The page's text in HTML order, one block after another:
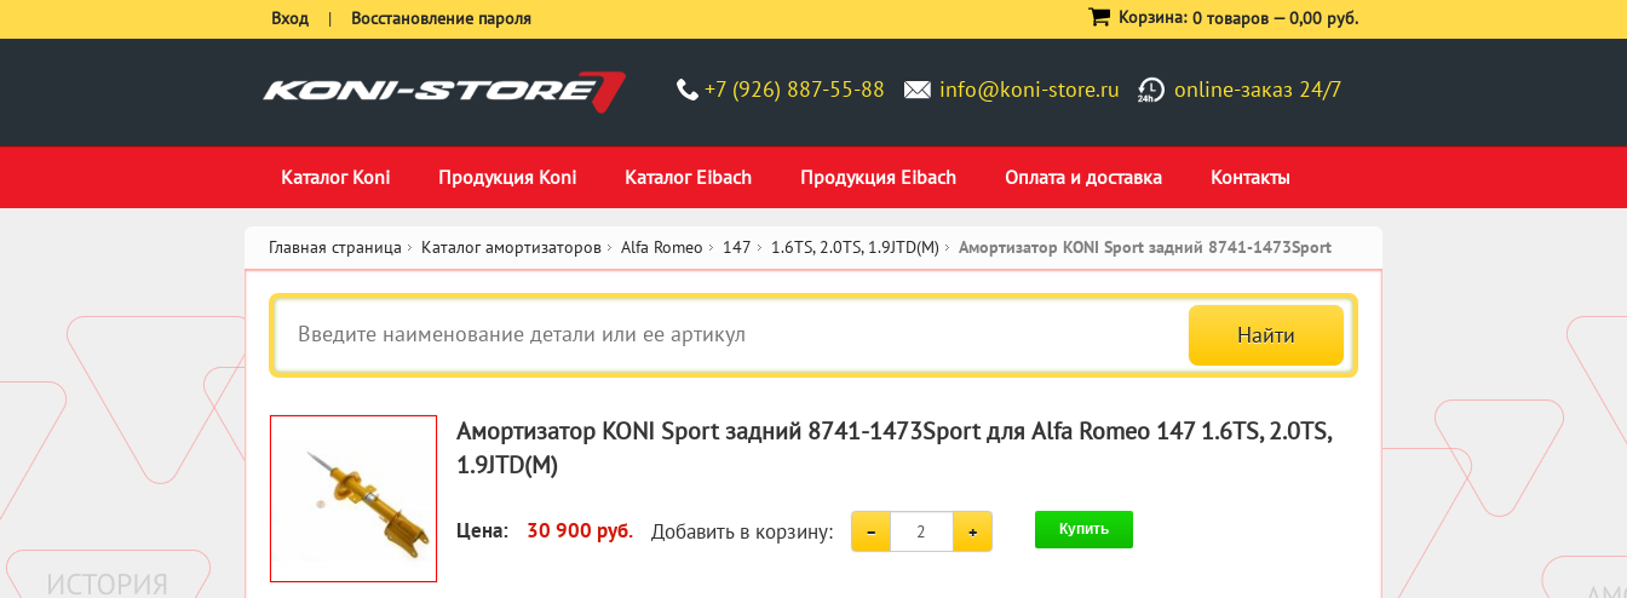
+7 (926) 887-55-88 info@koni-store.ru online-заказ 24/7
Каталог Koni Продукция Koni Каталог Eibach Продукция Eibach Оплата и доставка Контакты
Вход | Восстановление пароля Корзина: 0 товаров —0,00 руб.
Главная страница Каталог амортизаторов Alfa Romeo 147 1.6TS, 2.0TS, 1.9JTD(M) Амортизатор KONI Sport задний 8741-1473Sport
Амортизатор KONI Sport задний 8741-1473Sport для Alfa Romeo 147 1.6TS, 2.0TS,
1.9JTD(M)
Цена: 30 900 руб. Добавить в корзину: Купить